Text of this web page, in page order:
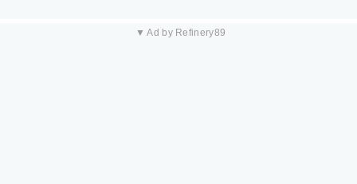
▼ Ad by Refinery89